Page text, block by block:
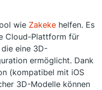
wie Zakeke helfen. Es
Cloud-Plattform für
eine 3D-
ermöglicht. Dank
(kompatibel mit iOS
3D-Modelle können